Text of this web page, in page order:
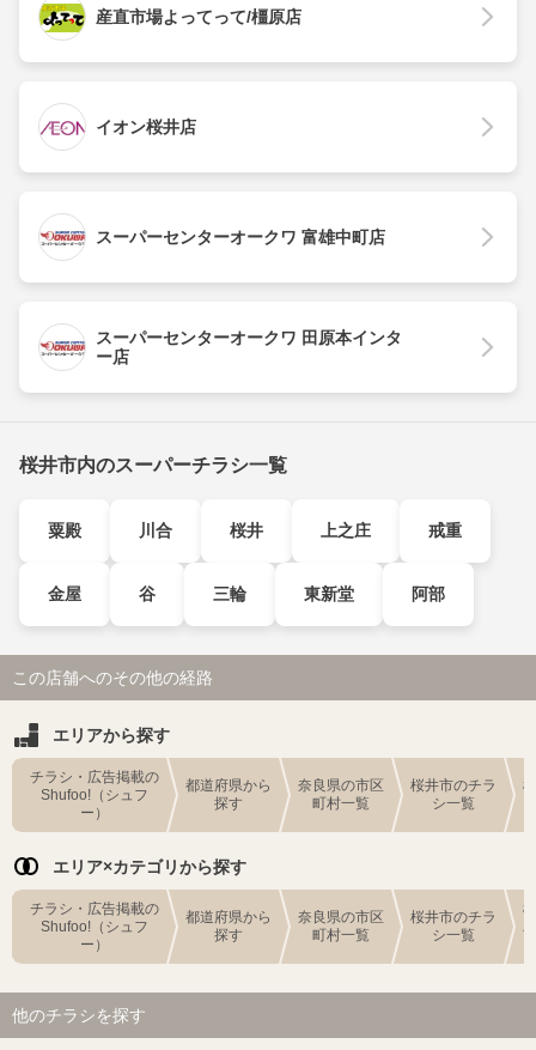
産直市場よってって/橿原店
イオン桜井店
スーパーセンターオークワ 富雄中町店
スーパーセンターオークワ 田原本インタ
ー店
桜井市内のスーパーチラシ一覧
粟殿 川合 桜井 上之庄 戒重
金屋 谷 三輪 東新堂 阿部
この店舗へのその他の経路
エリアから探す
チラシ・広告掲載の
Shufoo!（シュフ
ー）
都道府県から
探す
奈良県の市区
町村一覧
桜井市のチラ
シ一覧
エリア×カテゴリから探す
チラシ・広告掲載の
Shufoo!（シュフ
ー）
都道府県から
探す
奈良県の市区
町村一覧
桜井市のチラ
シ一覧
他のチラシを探す